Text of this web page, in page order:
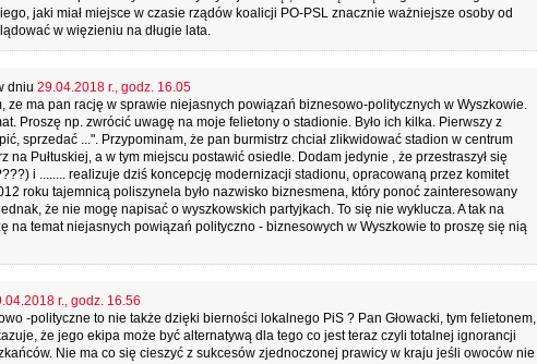
jaki miał miejsce w czasie rządów koalicji PO-PSL znacznie ważniejsze osoby od
w więzieniu na długie lata.
dniu 29.04.2018 r., godz. 16.05
ze ma pan rację w sprawie niejasnych powiązań biznesowo-politycznych w Wyszkowie.
Proszę np. zwrócić uwagę na moje felietony o stadionie. Było ich kilka. Pierwszy z
sprzedać ...". Przypominam, że pan burmistrz chciał zlikwidować stadion w centrum
na Pułtuskiej, a w tym miejscu postawić osiedle. Dodam jedynie , że przestraszył się
i ........ realizuje dziś koncepcję modernizacji stadionu, opracowaną przez komitet
roku tajemnicą poliszynela było nazwisko biznesmena, który ponoć zainteresowany
że nie mogę napisać o wyszkowskich partyjkach. To się nie wyklucza. A tak na
na temat niejasnych powiązań polityczno - biznesowych w Wyszkowie to proszę się nią
r., godz. 16.56
-polityczne to nie także dzięki bierności lokalnego PiS ? Pan Głowacki, tym felietonem,
że jego ekipa może być alternatywą dla tego co jest teraz czyli totalnej ignorancji
Nie ma co się cieszyć z sukcesów zjednoczonej prawicy w kraju jeśli owoców nie